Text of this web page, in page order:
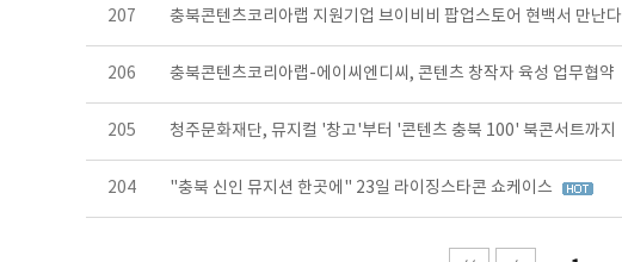
207 충북콘텐츠코리아랩 지원기업 브이비비 팝업스토어 현백서 만난다
206 충북콘텐츠코리아랩-에이씨엔디씨, 콘텐츠 창작자 육성 업무협약
205 청주문화재단, 뮤지컬 '창고'부터 '콘텐츠 충북 100' 북콘서트까지
204 "충북 신인 뮤지션 한곳에" 23일 라이징스타콘 쇼케이스